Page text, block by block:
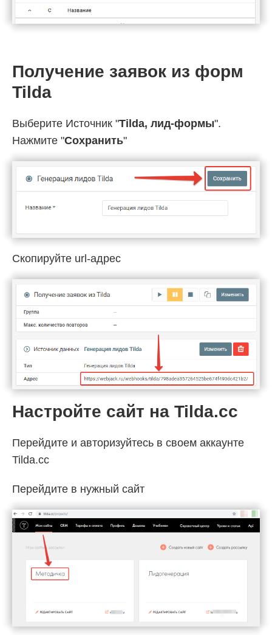
Получение заявок из форм
Tilda
Выберите Источник "Tilda, лид-формы".
Нажмите "Сохранить"
Скопируйте url-адрес
Настройте сайт на Tilda.cc
Перейдите и авторизуйтесь в своем аккаунте
Tilda.cc
Перейдите в нужный сайт